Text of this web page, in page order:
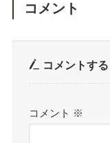
コメント
コメントする
コメント ※